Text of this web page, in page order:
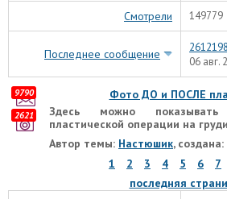
Смотрели 149779
Последнее сообщение
06 авг.
Фото ДО и ПОСЛЕ
Здесь можно показывать
пластической операции на груди
Автор темы: Настюшик, создана:
1
2 3 4 5 6 7
последняя
9790
2621